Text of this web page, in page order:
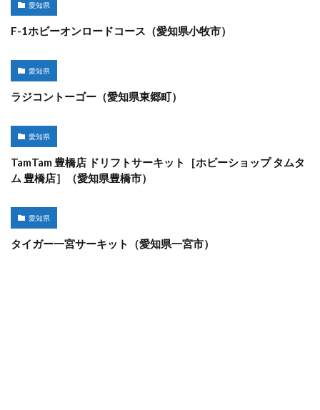
愛知県
F-1ホビーオンロードコース（愛知県小牧市）
愛知県
ラジコントーゴー（愛知県東郷町）
愛知県
TamTam 豊橋店 ドリフトサーキット［ホビーショップ タムタ
ム 豊橋店］（愛知県豊橋市）
愛知県
タイガー一宮サーキット（愛知県一宮市）